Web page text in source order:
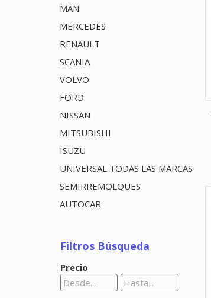
MAN
MERCEDES
RENAULT
SCANIA
VOLVO
FORD
NISSAN
MITSUBISHI
ISUZU
UNIVERSAL TODAS LAS MARCAS
SEMIRREMOLQUES
AUTOCAR
Filtros Búsqueda
Precio